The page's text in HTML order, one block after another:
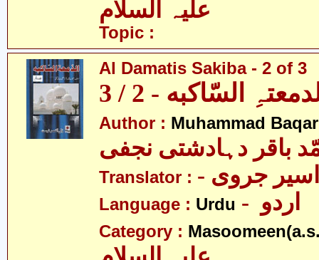
Topic :
Al Damatis Sakiba - 2 of 3
السّاکبه - 2 / 3
Author : Muhammad
باقر دہادشتی نجفی
Translator : اسیر جروی
Language : Urdu
Category :